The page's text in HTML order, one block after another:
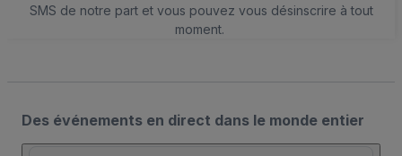
SMS de notre part et vous pouvez vous désinscrire à tout
moment.
Des événements en direct dans le monde entier